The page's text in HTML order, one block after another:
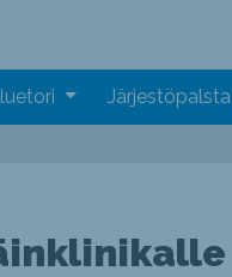
Järjestöpalsta